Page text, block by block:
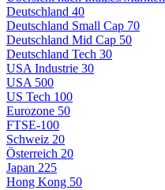
Deutschland 40
Deutschland Small Cap 70
Deutschland Mid Cap 50
Deutschland Tech 30
USA Industrie 30
USA 500
US Tech 100
Eurozone 50
FTSE-100
Schweiz 20
Österreich 20
Japan 225
Hong Kong 50